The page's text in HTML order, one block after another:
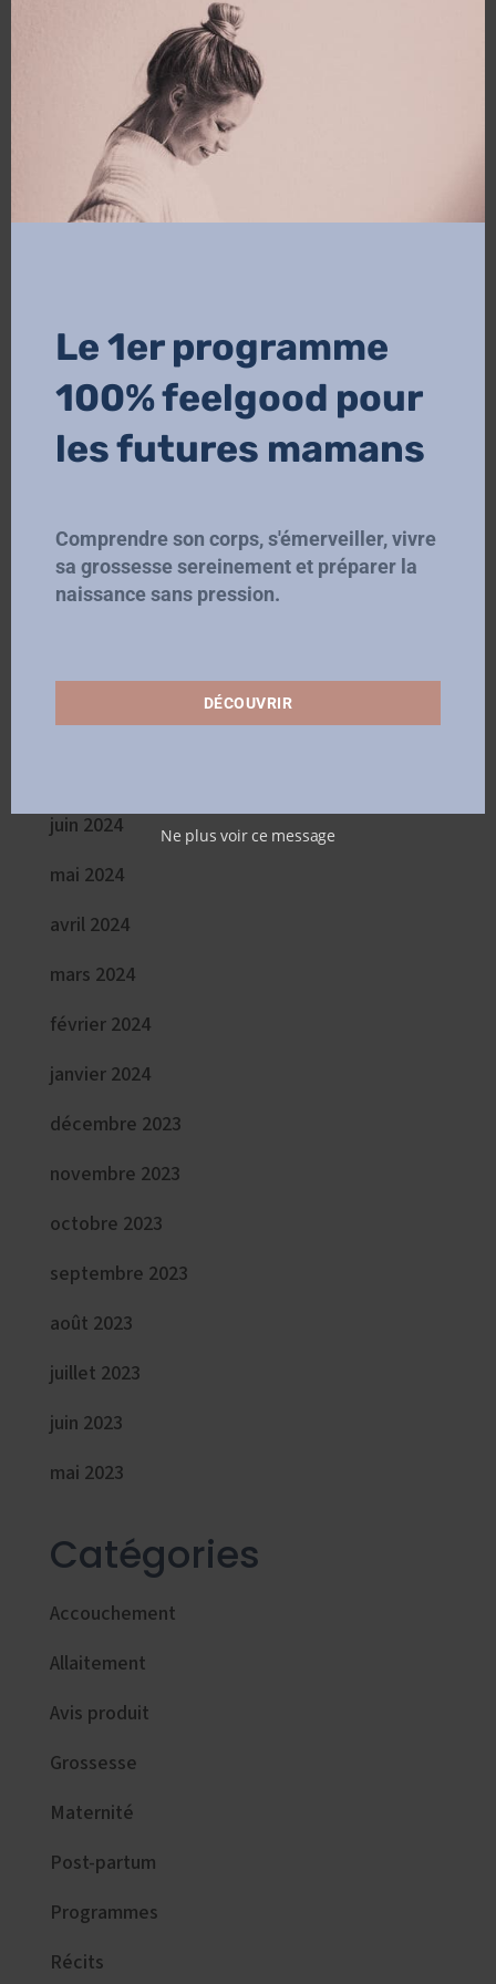
novembre 2025
octobre 2025
septembre 2025
août 2025
juin 2025
janvier 2025
décembre 2024
octobre 2024
septembre 2024
juin 2024
mai 2024
avril 2024
mars 2024
février 2024
janvier 2024
décembre 2023
novembre 2023
octobre 2023
septembre 2023
août 2023
juillet 2023
juin 2023
mai 2023
Catégories
Accouchement
Allaitement
Avis produit
Grossesse
Maternité
Post-partum
Programmes
Récits
Le 1er programme
100% feelgood pour
les futures mamans
Comprendre son corps, s'émerveiller, vivre
sa grossesse sereinement et préparer la
naissance sans pression.
DÉCOUVRIR
Ne plus voir ce message